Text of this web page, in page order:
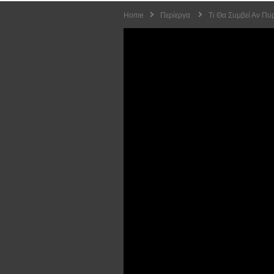
Home Περίεργα Tι Θα Συμβεί Αν